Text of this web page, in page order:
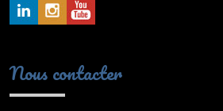
Nous contacter